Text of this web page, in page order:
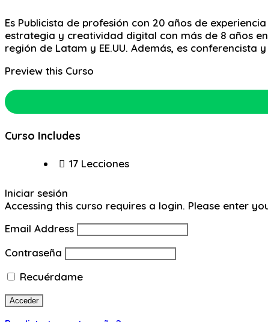
Es Publicista de profesión con 20 años de
estrategia y creatividad digital con más de 8 años
región de Latam y EE.UU. Además, es
Preview this Curso
Curso Includes
17 Lecciones
Iniciar sesión
Accessing this curso requires a login. Please enter
Email Address
Contraseña
Recuérdame